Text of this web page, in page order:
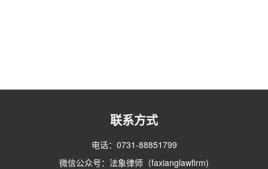
联系方式
电话：0731-88851799
微信公众号：法象律师（faxianglawfirm)